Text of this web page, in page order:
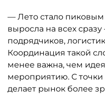
— Лето стало пиковым
выросла на всех
подрядчиков,
Координация такой
менее важна, чем
мероприятию. С
делает рынок более